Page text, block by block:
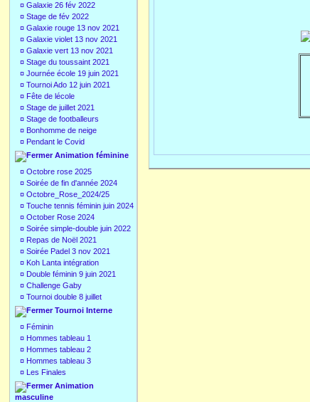
¤ Galaxie 26 fév 2022
¤ Stage de fév 2022
¤ Galaxie rouge 13 nov 2021
¤ Galaxie violet 13 nov 2021
¤ Galaxie vert 13 nov 2021
¤ Stage du toussaint 2021
¤ Journée école 19 juin 2021
¤ Tournoi Ado 12 juin 2021
¤ Fête de lécole
¤ Stage de juillet 2021
¤ Stage de footballeurs
¤ Bonhomme de neige
¤ Pendant le Covid
Animation féminine
¤ Octobre rose 2025
¤ Soirée de fin d'année 2024
¤ Octobre_Rose_2024/25
¤ Touche tennis féminin juin 2024
¤ October Rose 2024
¤ Soirée simple-double juin 2022
¤ Repas de Noël 2021
¤ Soirée Padel 3 nov 2021
¤ Koh Lanta intégration
¤ Double féminin 9 juin 2021
¤ Challenge Gaby
¤ Tournoi double 8 juillet
Tournoi Interne
¤ Féminin
¤ Hommes tableau 1
¤ Hommes tableau 2
¤ Hommes tableau 3
¤ Les Finales
Animation
masculine